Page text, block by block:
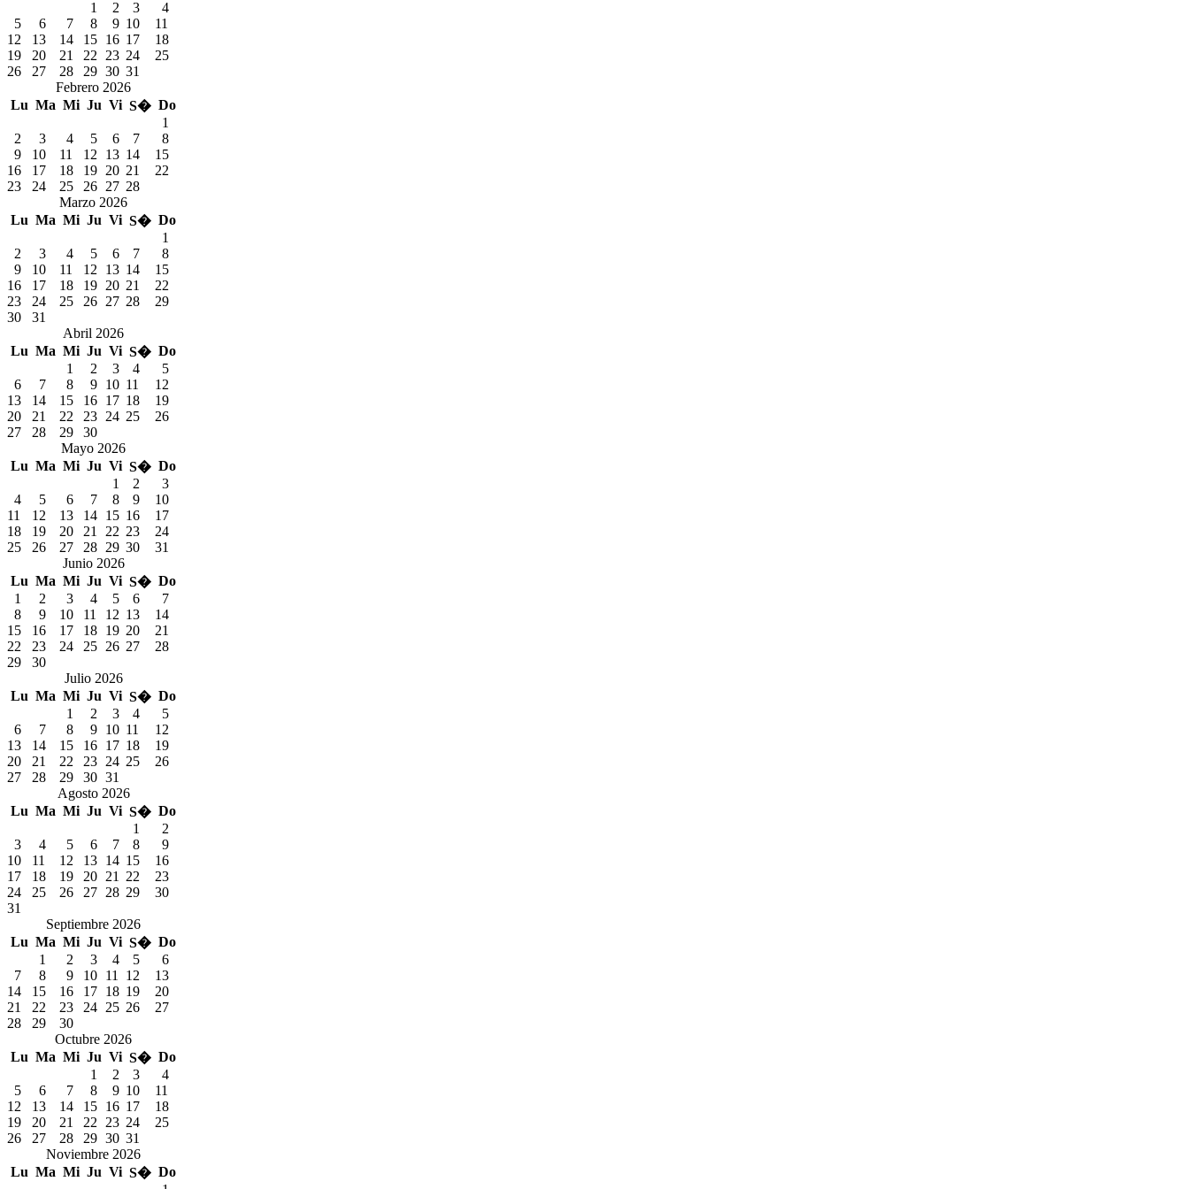
1
2 3
4
5
6 7 8 9 10
11
12
13 14 15 16 17
18
19
20 21 22 23 24
25
26
27 28 29 30 31
Febrero 2026
Lu Ma Mi Ju Vi S� Do
1
2
3 4 5 6 7
8
9
10 11 12 13 14
15
16
17 18 19 20 21
22
23
24 25 26 27 28
Marzo 2026
Lu Ma Mi Ju Vi S� Do
1
2
3 4 5 6 7
8
9
10 11 12 13 14
15
16
17 18 19 20 21
22
23
24 25 26 27 28
29
30
31
Abril 2026
Lu Ma Mi Ju Vi S� Do
1
2 3 4
5
6
7 8 9 10 11
12
13
14 15 16 17 18
19
20
21 22 23 24 25
26
27
28 29
30
Mayo 2026
Lu Ma Mi Ju Vi S� Do
1
2
3
4
5 6 7 8 9
10
11
12 13 14 15 16
17
18
19 20 21 22 23
24
25
26 27 28 29 30
31
Junio 2026
Lu Ma Mi Ju Vi S� Do
1
2 3 4 5 6
7
8
9 10 11 12 13
14
15
16 17 18 19 20
21
22
23 24 25 26 27
28
29
30
Julio 2026
Lu Ma Mi Ju Vi S� Do
1
2 3 4
5
6
7 8 9 10 11
12
13
14 15 16 17 18
19
20
21 22 23 24 25
26
27
28 29 30 31
Agosto 2026
Lu Ma Mi Ju Vi S� Do
1
2
3
4 5 6 7 8
9
10
11 12 13 14 15
16
17
18 19 20 21 22
23
24
25 26 27 28 29
30
31
Septiembre 2026
Lu Ma Mi Ju Vi S� Do
1
2 3 4 5
6
7
8 9 10 11 12
13
14
15 16 17 18 19
20
21
22 23 24 25 26
27
28
29
30
Octubre 2026
Lu Ma Mi Ju Vi S� Do
1
2 3
4
5
6 7 8 9 10
11
12
13 14 15 16 17
18
19
20 21 22 23 24
25
26
27 28 29 30 31
Noviembre 2026
Lu Ma Mi Ju Vi S� Do